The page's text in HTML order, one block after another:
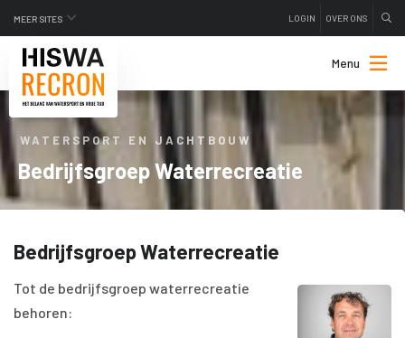
MEER SITES LOGIN OVER ONS
Menu
WATERSPORT EN JACHTBOUW
Bedrijfsgroep Waterrecreatie
Bedrijfsgroep Waterrecreatie
Tot de bedrijfsgroep waterrecreatie
behoren: